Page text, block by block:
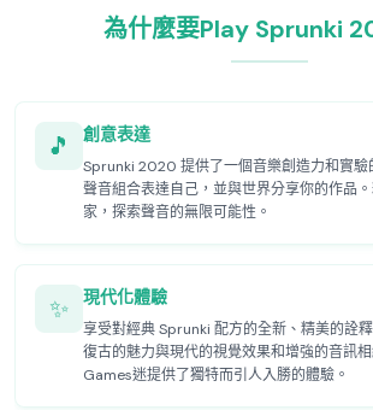
為什麼要Play Sprunki
🎵 創意表達
Sprunki 2020 提供了一個音樂創造力和實驗
聲音組合表達自己，並與世界分享你的作品
家，探索聲音的無限可能性。
✨ 現代化體驗
享受對經典 Sprunki 配方的全新、精美的詮
復古的魅力與現代的視覺效果和增強的音訊
Games迷提供了獨特而引人入勝的體驗。